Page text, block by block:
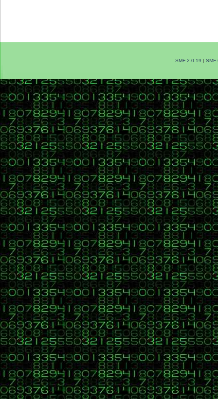
SMF 2.0.19 SMF